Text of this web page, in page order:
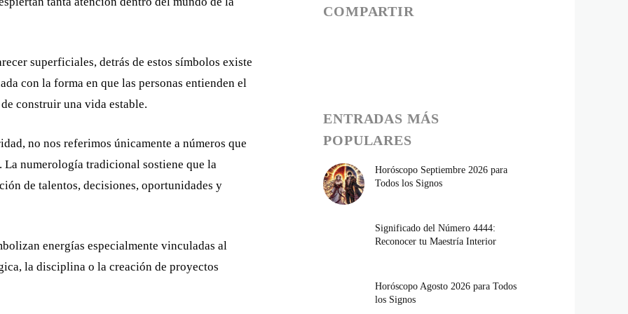
superficiales, detrás de estos símbolos existe
con la forma en que las personas entienden el
construir una vida estable.
no nos referimos únicamente a números que
numerología tradicional sostiene que la
de talentos, decisiones, oportunidades y
energías especialmente vinculadas al
la disciplina o la creación de proyectos
COMPARTIR
ENTRADAS MÁS
POPULARES
Horóscopo Septiembre 2026 para
Todos los Signos
Significado del Número 4444:
Reconocer tu Maestría Interior
Horóscopo Agosto 2026 para Todos
los Signos